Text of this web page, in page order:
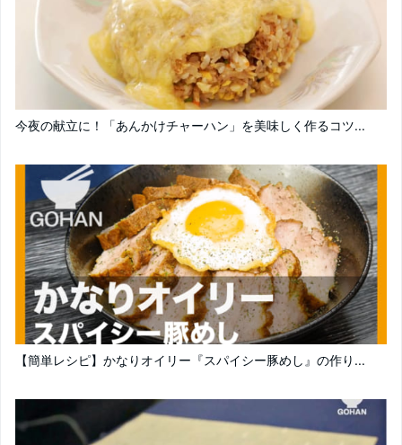
今夜の献立に！「あんかけチャーハン」を美味しく作るコツ...
【簡単レシピ】かなりオイリー『スパイシー豚めし』の作り...